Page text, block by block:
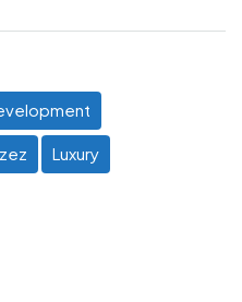
Luxury